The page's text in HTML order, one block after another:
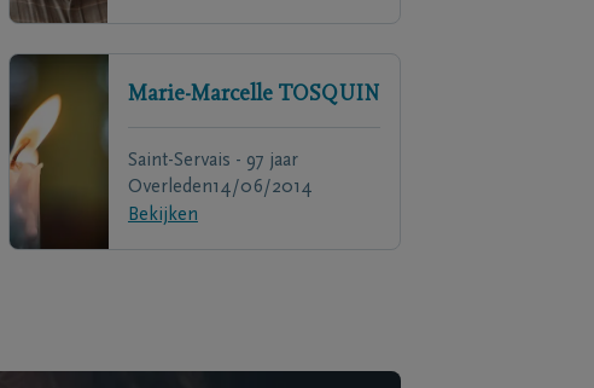
Marie-Marcelle TOSQUIN
Saint-Servais - 97 jaar
Overleden14/06/2014
Bekijken